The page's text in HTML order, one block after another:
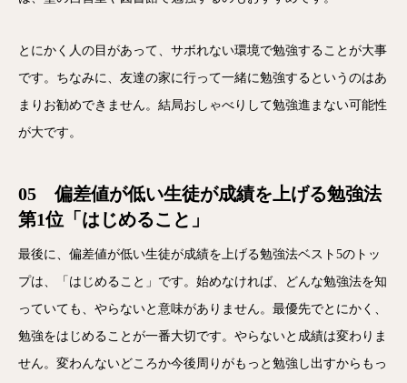
とにかく人の目があって、サボれない環境で勉強することが大事
です。ちなみに、友達の家に行って一緒に勉強するというのはあ
まりお勧めできません。結局おしゃべりして勉強進まない可能性
が大です。
05 偏差値が低い生徒が成績を上げる勉強法
第1位「はじめること」
最後に、偏差値が低い生徒が成績を上げる勉強法ベスト5のトッ
プは、「はじめること」です。始めなければ、どんな勉強法を知
っていても、やらないと意味がありません。最優先でとにかく、
勉強をはじめることが一番大切です。やらないと成績は変わりま
せん。変わんないどころか今後周りがもっと勉強し出すからもっ